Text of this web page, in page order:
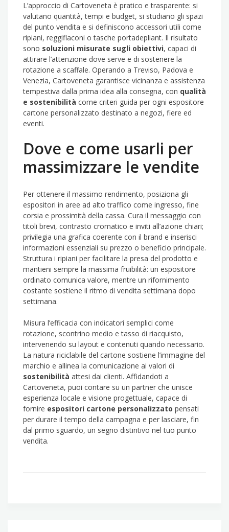
L’approccio di Cartoveneta è pratico e trasparente: si
valutano quantità, tempi e budget, si studiano gli spazi
del punto vendita e si definiscono accessori utili come
ripiani, reggiflaconi o tasche portadepliant. Il risultato
sono soluzioni misurate sugli obiettivi, capaci di
attirare l’attenzione dove serve e di sostenere la
rotazione a scaffale. Operando a Treviso, Padova e
Venezia, Cartoveneta garantisce vicinanza e assistenza
tempestiva dalla prima idea alla consegna, con qualità
e sostenibilità come criteri guida per ogni espositore
cartone personalizzato destinato a negozi, fiere ed
eventi.
Dove e come usarli per
massimizzare le vendite
Per ottenere il massimo rendimento, posiziona gli
espositori in aree ad alto traffico come ingresso, fine
corsia e prossimità della cassa. Cura il messaggio con
titoli brevi, contrasto cromatico e inviti all’azione chiari;
privilegia una grafica coerente con il brand e inserisci
informazioni essenziali su prezzo o beneficio principale.
Struttura i ripiani per facilitare la presa del prodotto e
mantieni sempre la massima fruibilità: un espositore
ordinato comunica valore, mentre un rifornimento
costante sostiene il ritmo di vendita settimana dopo
settimana.
Misura l’efficacia con indicatori semplici come
rotazione, scontrino medio e tasso di riacquisto,
intervenendo su layout e contenuti quando necessario.
La natura riciclabile del cartone sostiene l’immagine del
marchio e allinea la comunicazione ai valori di
sostenibilità attesi dai clienti. Affidandoti a
Cartoveneta, puoi contare su un partner che unisce
esperienza locale e visione progettuale, capace di
fornire espositori cartone personalizzato pensati
per durare il tempo della campagna e per lasciare, fin
dal primo sguardo, un segno distintivo nel tuo punto
vendita.